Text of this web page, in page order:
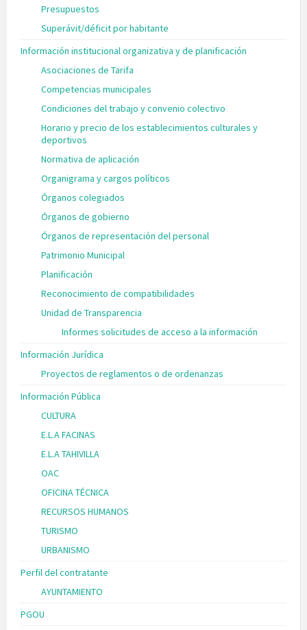
Presupuestos
Superávit/déficit por habitante
Información institucional organizativa y de planificación
Asociaciones de Tarifa
Competencias municipales
Condiciones del trabajo y convenio colectivo
Horario y precio de los establecimientos culturales y
deportivos
Normativa de aplicación
Organigrama y cargos políticos
Órganos colegiados
Órganos de gobierno
Órganos de representación del personal
Patrimonio Municipal
Planificación
Reconocimiento de compatibilidades
Unidad de Transparencia
Informes solicitudes de acceso a la información
Información Jurídica
Proyectos de reglamentos o de ordenanzas
Información Pública
CULTURA
E.L.A FACINAS
E.L.A TAHIVILLA
OAC
OFICINA TÉCNICA
RECURSOS HUMANOS
TURISMO
URBANISMO
Perfil del contratante
AYUNTAMIENTO
PGOU